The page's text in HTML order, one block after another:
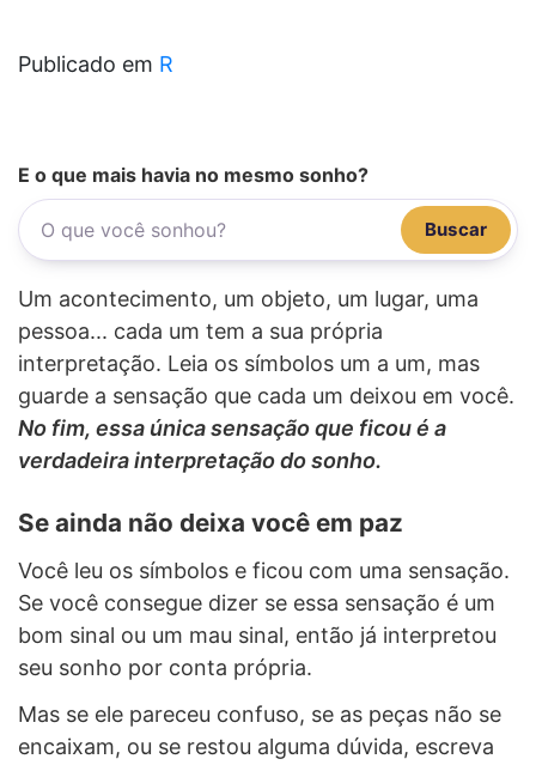
Publicado em R
E o que mais havia no mesmo sonho?
Buscar
Um acontecimento, um objeto, um lugar, uma
pessoa... cada um tem a sua própria
interpretação. Leia os símbolos um a um, mas
guarde a sensação que cada um deixou em você.
No fim, essa única sensação que ficou é a
verdadeira interpretação do sonho.
Se ainda não deixa você em paz
Você leu os símbolos e ficou com uma sensação.
Se você consegue dizer se essa sensação é um
bom sinal ou um mau sinal, então já interpretou
seu sonho por conta própria.
Mas se ele pareceu confuso, se as peças não se
encaixam, ou se restou alguma dúvida, escreva